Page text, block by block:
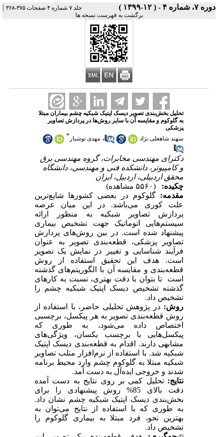
دوره ۷، شماره ۴ - ( ۱۲-۱۳۹۹ ) جلد ۷ شماره ۴ صفحات ۳۷۵-۳۶۸ |
برگشت به فهرست نسخه ها
تحلیل بخش‌بندی تصویر دیسک اپتیک شبکیه چشم بیماران مبتلا
به گلوکوم و مقایسه آن با سایر روش‌ها در پردازش تصاویر
پزشکی
سهند شاهعلی نژاد
، مهدی نوشیار *
دکترای مهندسی مخابرات، گروه مهندسی برق
و کامپیوتر، دانشکده فنی و مهندسی، دانشگاه
محقق اردبیلی، اردبیل، ایران
چکیده:
(۵۵۶۰ مشاهده)
مقدمه: گلوکوم در بعضی کشورها شایعترین
علت کوری می‌باشد. در این میان عرصه
پردازش تصاویر شبکیه به منظور ارائه
سیستمهایی اتوماتیک جهت تشخیص بیماری
پیشنهاد شده است. در بین روشهای پردازش
تصاویر پزشکی، قطعهبندی تصویر به عنوان
فرآیند شناسایی و تغییر در نمایش یک تصویر
است.
هدف این تحقیق استفاده از روش
قطعهبندی و مقایسه آن با الگوریتمهای گذشته
است تا بتوان با دقت بهتری، نسبت به کارهای
گذشته تشخیص دیسک اپتیک شبکیه چشم را
تشخیص داد.
روش: در پژوهش تحلیلی حاضر، با استفاده از
روش قطعه‌بندی تصویر به هر پیکسل، برچسبی
اختصاص داده می‌شود، به طوری که
پیکسل‌هایی با برچسب یکسان، ویژگی‌های
مشابهی دارند. اقدام به قطعه‌بندی دیسک اپتیک
شبکیه شد. با استفاده از نرم‌افزار متلب تصاویر
شبکیه مبتلا به گلوکوم چشم وارد محیط برنامه
شدند و خروجی ایده‌آل به دست آمد.
نتایج: تحلیل کمی بر روی نتایج به دست آمده
دقت بالای 85‌% روش پیشنهادی را برای
بخش‌بندی دیسک اپتیک شبکیه چشم نشان داد.
به طوری که با استفاده از نتایج می‌توان به
بهترین نحو، فرد مبتلا به بیماری گلوکوم را
تشخیص داد.